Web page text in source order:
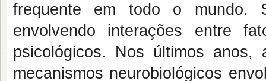
frequente em todo o mundo.
envolvendo interações entre
psicológicos. Nos últimos
mecanismos neurobiológicos